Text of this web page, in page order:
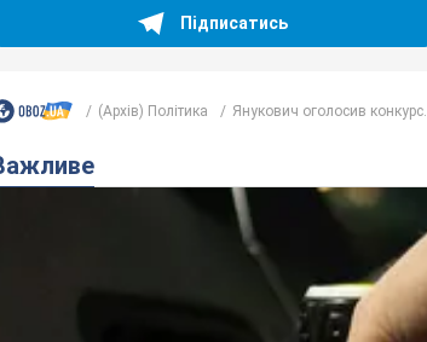
Підписатись
(Архів) Політика Янукович оголосив конкурс...
Важливе